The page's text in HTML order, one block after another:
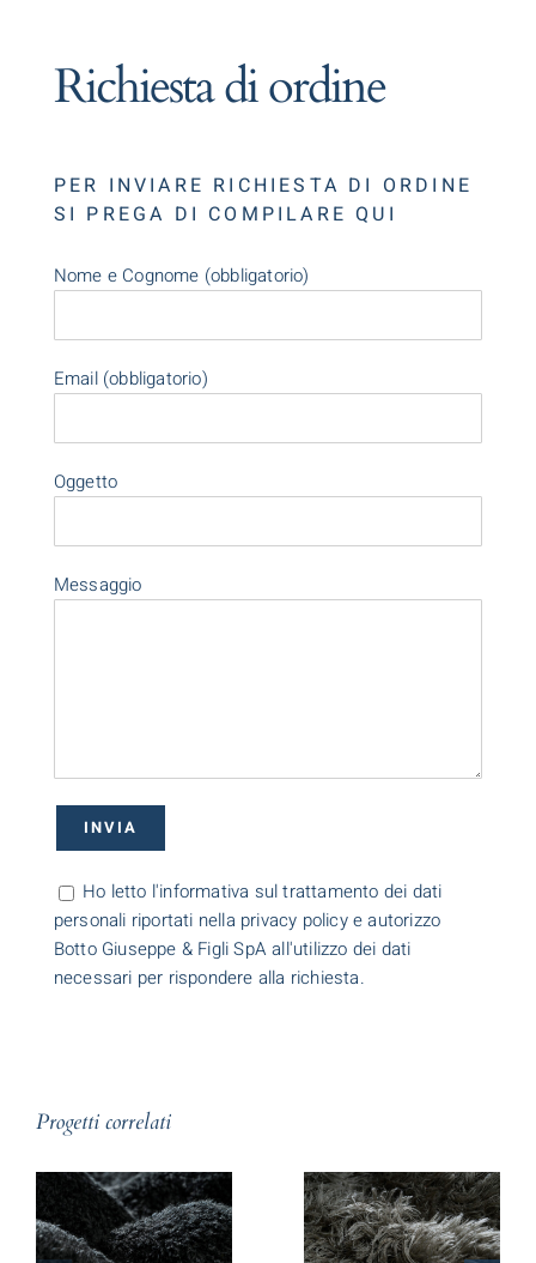
Richiesta di ordine
PER INVIARE RICHIESTA DI ORDINE
SI PREGA DI COMPILARE QUI
Nome e Cognome (obbligatorio)
Email (obbligatorio)
Oggetto
Messaggio
Ho letto l'informativa sul trattamento dei dati
personali riportati nella privacy policy e autorizzo
Botto Giuseppe & Figli SpA all'utilizzo dei dati
necessari per rispondere alla richiesta.
Progetti correlati